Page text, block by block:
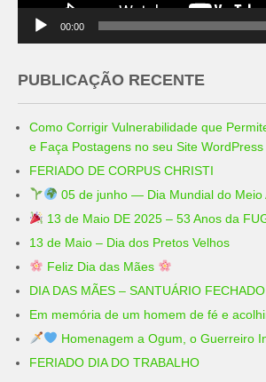
00:00
PUBLICAÇÃO RECENTE
Como Corrigir Vulnerabilidade que
e Faça Postagens no seu Site WordPress
FERIADO DE CORPUS CHRISTI
05 de junho — Dia Mundial do Meio
13 de Maio DE 2025 – 53 Anos da
13 de Maio – Dia dos Pretos Velhos
Feliz Dia das Mães
DIA DAS MÃES – SANTUÁRIO FECHADO
Em memória de um homem de fé e
Homenagem a Ogum, o Guerreiro
FERIADO DIA DO TRABALHO